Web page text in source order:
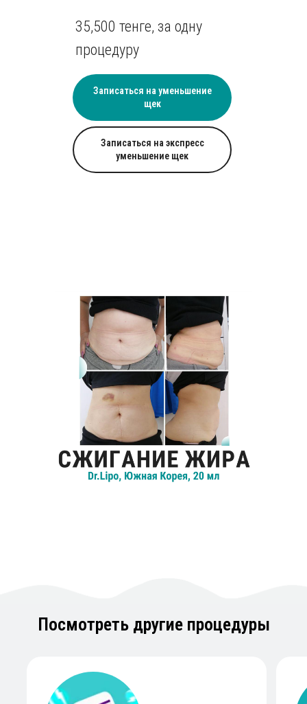
35,500 тенге, за одну
процедуру
Записаться на уменьшение
щек
Записаться на экспресс
уменьшение щек
Посмотреть другие процедуры
подтянуть и разгладить кожу, сузить поры
и нормализовать выработку сальных
Подробнее
подтягивает брыли и
подбородок.